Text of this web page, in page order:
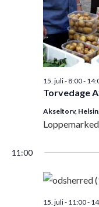
Torvedage
15. juli - 8:00-
Akseltorv,
Loppemarked
11:00
15. juli - 11:00-